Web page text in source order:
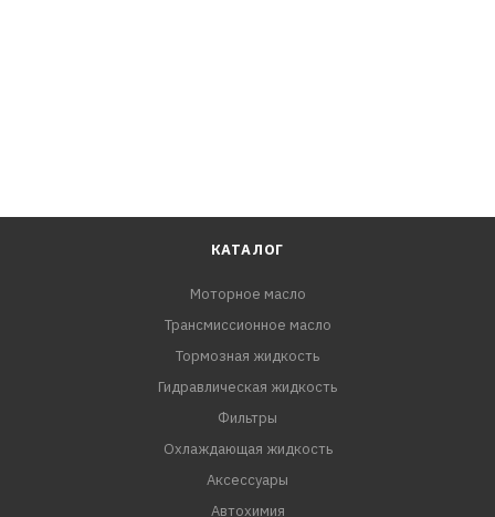
КАТАЛОГ
Моторное масло
Трансмиссионное масло
Тормозная жидкость
Гидравлическая жидкость
Фильтры
Охлаждающая жидкость
Аксессуары
Автохимия